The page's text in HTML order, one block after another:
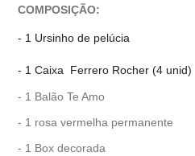
COMPOSIÇÃO:
- 1 Ursinho de pelúcia
- 1 Caixa Ferrero Rocher (4 unid)
- 1 Balão Te Amo
- 1 rosa vermelha permanente
- 1 Box decorada